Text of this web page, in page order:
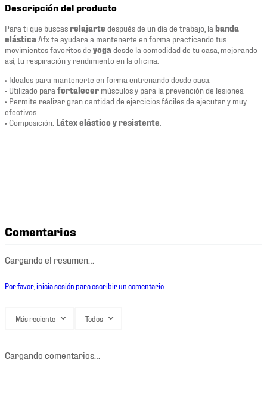
Descripción del producto
Para ti que buscasrelajarte después de un día de trabajo, la banda
elástica Afx te ayudara a mantenerte en forma practicando tus
movimientos favoritos de yoga desde la comodidad de tu casa, mejorando
así, tu respiración y rendimiento en la oficina.
• Ideales para mantenerte en forma entrenando desde casa.
• Utilizado para fortalecer músculos y para la prevención de lesiones.
• Permite realizar gran cantidad de ejercicios fáciles de ejecutar y muy
efectivos
• Composición: Látex elástico y resistente
Comentarios
Cargando el resumen…
Por favor, inicia sesión para escribir un comentario.
Más reciente Todos
Cargando comentarios…